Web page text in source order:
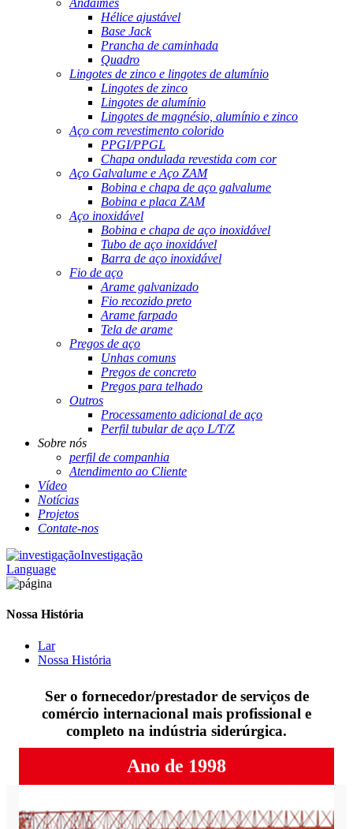
Andaimes
Hélice ajustável
Base Jack
Prancha de caminhada
Quadro
Lingotes de zinco e lingotes de alumínio
Lingotes de zinco
Lingotes de alumínio
Lingotes de magnésio, alumínio e zinco
Aço com revestimento colorido
PPGI/PPGL
Chapa ondulada revestida com cor
Aço Galvalume e Aço ZAM
Bobina e chapa de aço galvalume
Bobina e placa ZAM
Aço inoxidável
Bobina e chapa de aço inoxidável
Tubo de aço inoxidável
Barra de aço inoxidável
Fio de aço
Arame galvanizado
Fio recozido preto
Arame farpado
Tela de arame
Pregos de aço
Unhas comuns
Pregos de concreto
Pregos para telhado
Outros
Processamento adicional de aço
Perfil tubular de aço L/T/Z
Sobre nós
perfil de companhia
Atendimento ao Cliente
Vídeo
Notícias
Projetos
Contate-nos
Investigação
Language
Nossa História
Lar
Nossa História
Ser o fornecedor/prestador de serviços de
comércio internacional mais profissional e
completo na indústria siderúrgica.
Ano de 1998